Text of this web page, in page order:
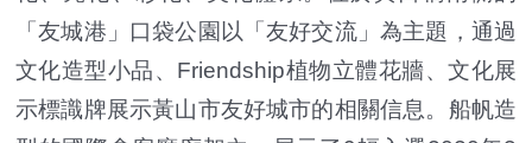
「友城港」口袋公園以「友好交流」為主題，通過
文化造型小品、Friendship植物立體花牆、文化展
示標識牌展示黃山市友好城市的相關信息。船帆造